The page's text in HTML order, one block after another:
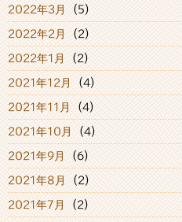
2022年3月 (5)
2022年2月 (2)
2022年1月 (2)
2021年12月 (4)
2021年11月 (4)
2021年10月 (4)
2021年9月 (6)
2021年8月 (2)
2021年7月 (2)